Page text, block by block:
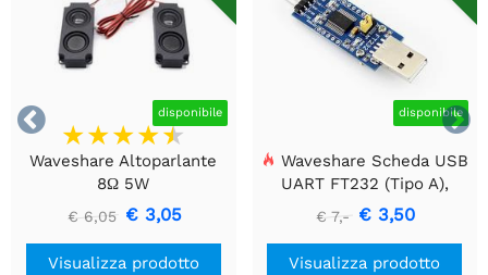

 disponibile
Waveshare Altoparlante
8Ω 5W
€ 6,05 € 3,05
Visualizza prodotto
disponibile
Waveshare Scheda USB
UART FT232 (Tipo A),
Modulo di Comunicazione
USB a TTL (UART)
€ 7,- € 3,50
Visualizza prodotto